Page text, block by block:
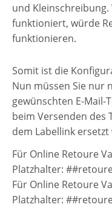
und
funktioniert, würde
funktionieren.
Somit ist die
Nun müssen Sie nur
gewünschten E-
beim Versenden des
dem Labellink ersetzt
Für Online Retoure
Platzhalter:
Für Online Retoure
Platzhalter: